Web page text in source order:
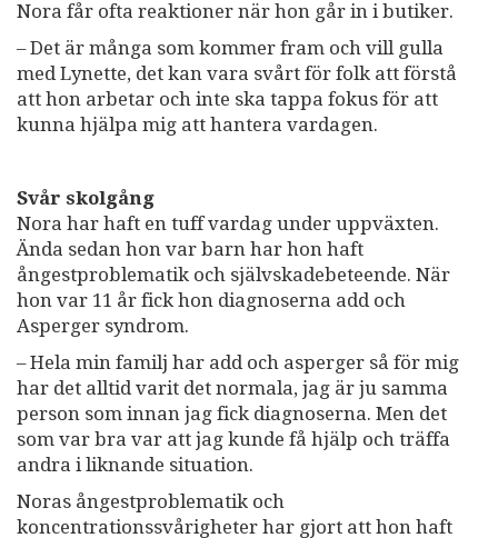
Nora får ofta reaktioner när hon går in i butiker.
– Det är många som kommer fram och vill gulla
med Lynette, det kan vara svårt för folk att förstå
att hon arbetar och inte ska tappa fokus för att
kunna hjälpa mig att hantera vardagen.
Svår skolgång
Nora har haft en tuff vardag under uppväxten.
Ända sedan hon var barn har hon haft
ångestproblematik och självskadebeteende. När
hon var 11 år fick hon diagnoserna add och
Asperger syndrom.
– Hela min familj har add och asperger så för mig
har det alltid varit det normala, jag är ju samma
person som innan jag fick diagnoserna. Men det
som var bra var att jag kunde få hjälp och träffa
andra i liknande situation.
Noras ångestproblematik och
koncentrationssvårigheter har gjort att hon haft